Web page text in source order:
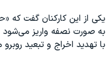
یکی از این کارکنان گفت که
به صورت نصفه واریز می‌شود
با تهدید اخراج و تبعید